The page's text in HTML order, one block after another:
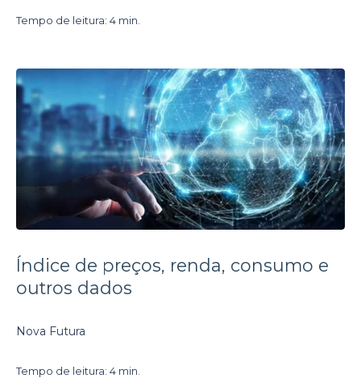
Tempo de leitura: 4 min.
Índice de preços, renda, consumo e
outros dados
Nova Futura
Tempo de leitura: 4 min.